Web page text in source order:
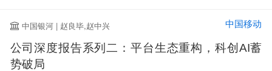
中国银河 | 赵良毕,赵中兴 中国移动
公司深度报告系列二：平台生态重构，科创AI蓄
势破局